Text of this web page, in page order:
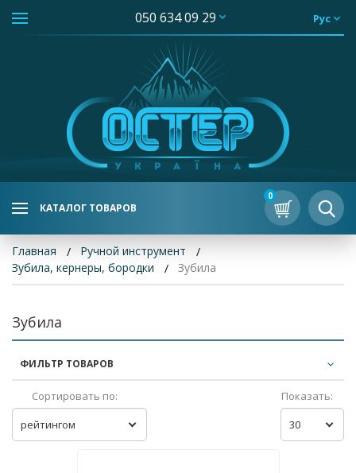
050 634 09 29 Рус
КАТАЛОГ ТОВАРОВ
0
Главная
Ручной инструмент
Зубила, кернеры, бородки
Зубила
ФИЛЬТР ТОВАРОВ
Зубила
Сортировать по:
рейтингом
Показать:
30